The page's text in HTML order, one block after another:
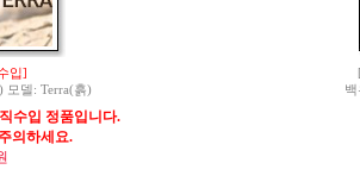
입]
모델: Terra(흙)
수입 정품입니다.
의하세요.